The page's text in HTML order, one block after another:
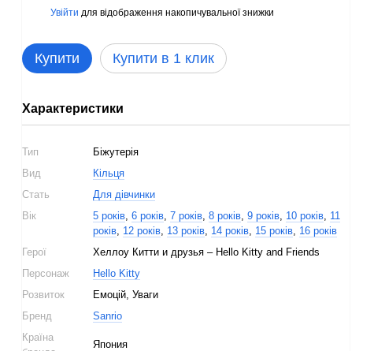
Увійти для відображення накопичувальної знижки
Купити Купити в 1 клик
Характеристики
Тип
Біжутерія
Вид
Кільця
Стать
Для дівчинки
Вік
5 років, 6 років, 7 років, 8 років, 9 років, 10 років, 11
років, 12 років, 13 років, 14 років, 15 років, 16 років
Герої
Хеллоу Китти и друзья – Hello Kitty and Friends
Персонаж
Hello Kitty
Розвиток
Емоцій, Уваги
Бренд
Sanrio
Країна
Япония